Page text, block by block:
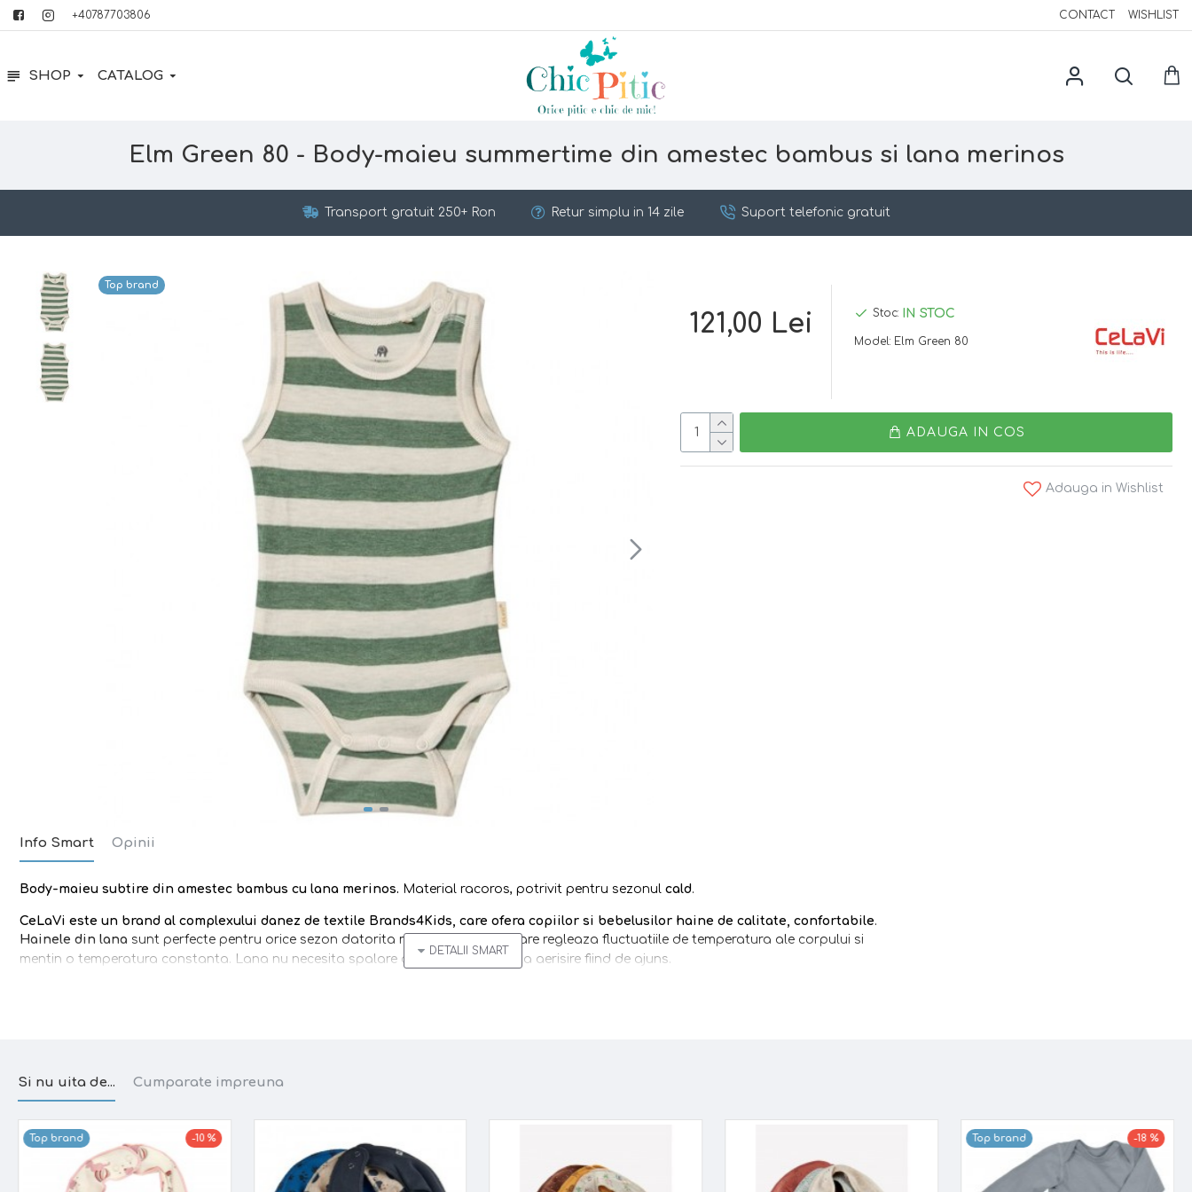
+40787703806 CONTACT WISHLIST
SHOP CATALOG
Elm Green 80 - Body-maieu summertime din amestec bambus si lana merinos
Transport gratuit 250+ Ron Retur simplu in 14 zile Suport telefonic gratuit
Top brand
121,00 Lei Stoc: IN STOC
Model: Elm Green 80
ADAUGA IN COS
Adauga in Wishlist
Info Smart Opinii
Body-maieu subtire din amestec bambus cu lana merinos. Material racoros, potrivit pentru sezonul cald.
CeLaVi este un brand al complexului danez de textile Brands4Kids, care ofera copiilor si bebelusilor haine de calitate, confortabile.
Hainele din lana sunt perfecte pentru orice sezon datorita modului unic prin care regleaza fluctuatiile de temperatura ale corpului si
mentin o temperatura constanta. Lana nu necesita spalare asa de des, o scurta aerisire fiind de ajuns.
Material: 70% bambus (vascoza), 30% lana merinos
· Material moale si elastic
· Racoros, aerisit
Si nu uita de... Cumparate impreuna
Top brand -10 % Top brand -18 %